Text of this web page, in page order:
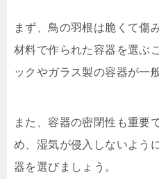
まず、鳥の羽根は脆くて傷
材料で作られた容器を選ぶ
ックやガラス製の容器が一
また、容器の密閉性も重要
め、湿気が侵入しないよう
器を選びましょう。